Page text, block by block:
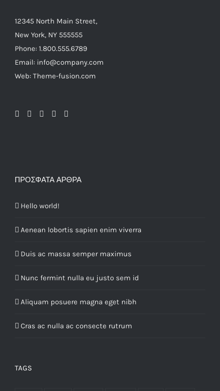
12345 North Main Street,
New York, NY 555555
Phone: 1.800.555.6789
Email: info@company.com
Web: Theme-fusion.com
ΠΡΌΣΦΑΤΑ ΆΡΘΡΑ
Hello world!
Aenean lobortis sapien enim viverra
Duis ac massa semper maximus
Nunc fermint nulla eu justo sem id
Aliquam posuere magna eget nibh
Cras ac nulla ac consecte rutrum
TAGS